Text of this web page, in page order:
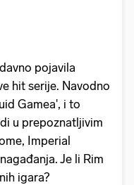
pojavila
hit serije. Navodno
Gamea', i to
u prepoznatljivim
Imperial
Je li Rim
igara?